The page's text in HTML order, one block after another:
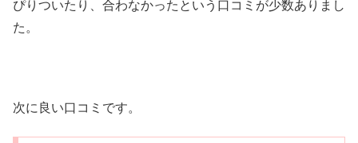
ぴりついたり、合わなかったという口コミが少数ありまし
た。
次に良い口コミです。